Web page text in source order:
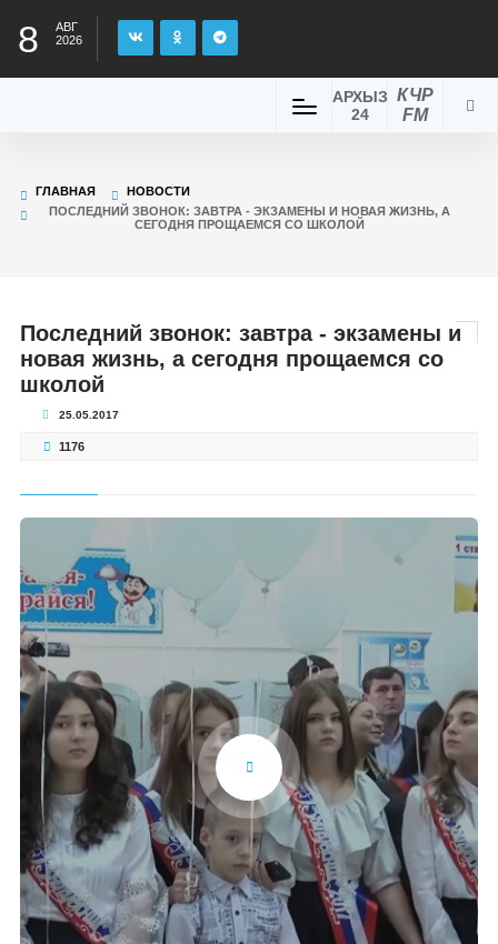
8
АВГ
2026
КЧР
FM
АРХЫЗ
24
ГЛАВНАЯ
НОВОСТИ
ПОСЛЕДНИЙ ЗВОНОК: ЗАВТРА - ЭКЗАМЕНЫ И НОВАЯ ЖИЗНЬ, А
СЕГОДНЯ ПРОЩАЕМСЯ СО ШКОЛОЙ
Последний звонок: завтра - экзамены и
новая жизнь, а сегодня прощаемся со
школой
25.05.2017
1176